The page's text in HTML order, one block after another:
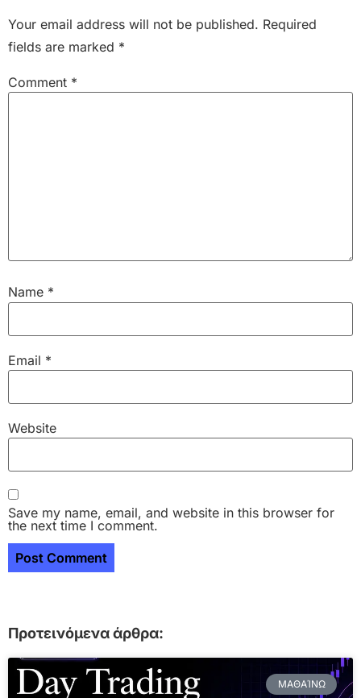
Your email address will not be published. Required
fields are marked *
Comment *
Name *
Email *
Website
Save my name, email, and website in this browser for
the next time I comment.
Προτεινόμενα άρθρα:
ΜΑΘΑΊΝΩ